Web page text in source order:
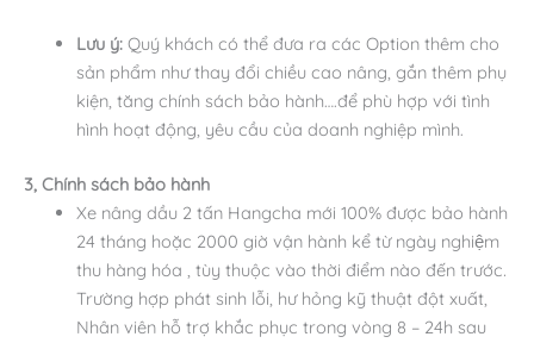
Lưu ý:Quý khách có thể đưa ra các Option thêm cho
sản phẩm như thay đổi chiều cao nâng, gắn thêm phụ
kiện, tăng chính sách bảo hành….để phù hợp với tình
hình hoạt động, yêu cầu của doanh nghiệp mình.
3, Chính sách bảo hành
Xe nâng dầu 2 tấn Hangcha mới 100% được bảo hành
24 tháng hoặc 2000 giờ vận hành kể từ ngày nghiệm
thu hàng hóa , tùy thuộc vào thời điểm nào đến trước.
Trường hợp phát sinh lỗi, hư hỏng kỹ thuật đột xuất,
Nhân viên hỗ trợ khắc phục trong vòng 8 – 24h sau